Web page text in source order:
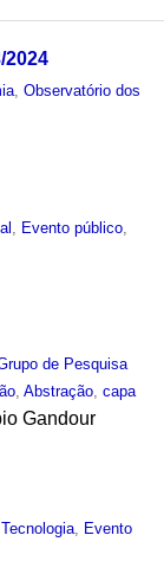
2024
,Observatório dos
Evento público
de Pesquisa
,Abstração,capa
Gandour
Tecnologia, Evento